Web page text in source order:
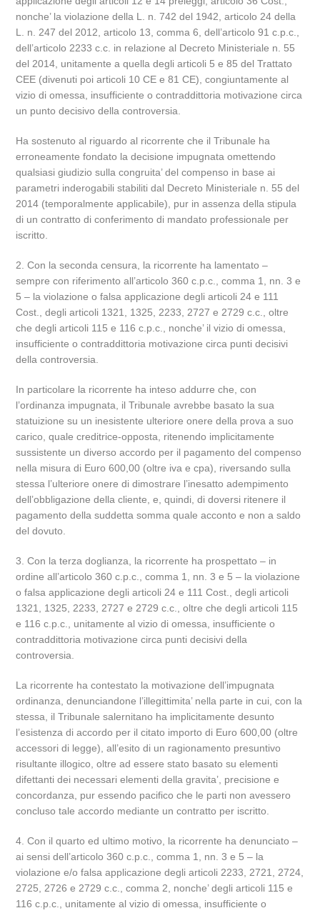
nonche’ la violazione della L. n. 742 del 1942, articolo 24 della
L. n. 247 del 2012, articolo 13, comma 6, dell’articolo 91 c.p.c.,
dell’articolo 2233 c.c. in relazione al Decreto Ministeriale n. 55
del 2014, unitamente a quella degli articoli 5 e 85 del Trattato
CEE (divenuti poi articoli 10 CE e 81 CE), congiuntamente al
vizio di omessa, insufficiente o contraddittoria motivazione circa
un punto decisivo della controversia.
Ha sostenuto al riguardo al ricorrente che il Tribunale ha
erroneamente fondato la decisione impugnata omettendo
qualsiasi giudizio sulla congruita’ del compenso in base ai
parametri inderogabili stabiliti dal Decreto Ministeriale n. 55 del
2014 (temporalmente applicabile), pur in assenza della stipula
di un contratto di conferimento di mandato professionale per
iscritto.
2. Con la seconda censura, la ricorrente ha lamentato –
sempre con riferimento all’articolo 360 c.p.c., comma 1, nn. 3 e
5 – la violazione o falsa applicazione degli articoli 24 e 111
Cost., degli articoli 1321, 1325, 2233, 2727 e 2729 c.c., oltre
che degli articoli 115 e 116 c.p.c., nonche’ il vizio di omessa,
insufficiente o contraddittoria motivazione circa punti decisivi
della controversia.
In particolare la ricorrente ha inteso addurre che, con
l’ordinanza impugnata, il Tribunale avrebbe basato la sua
statuizione su un inesistente ulteriore onere della prova a suo
carico, quale creditrice-opposta, ritenendo implicitamente
sussistente un diverso accordo per il pagamento del compenso
nella misura di Euro 600,00 (oltre iva e cpa), riversando sulla
stessa l’ulteriore onere di dimostrare l’inesatto adempimento
dell’obbligazione della cliente, e, quindi, di doversi ritenere il
pagamento della suddetta somma quale acconto e non a saldo
del dovuto.
3. Con la terza doglianza, la ricorrente ha prospettato – in
ordine all’articolo 360 c.p.c., comma 1, nn. 3 e 5 – la violazione
o falsa applicazione degli articoli 24 e 111 Cost., degli articoli
1321, 1325, 2233, 2727 e 2729 c.c., oltre che degli articoli 115
e 116 c.p.c., unitamente al vizio di omessa, insufficiente o
contraddittoria motivazione circa punti decisivi della
controversia.
La ricorrente ha contestato la motivazione dell’impugnata
ordinanza, denunciandone l’illegittimita’ nella parte in cui, con la
stessa, il Tribunale salernitano ha implicitamente desunto
l’esistenza di accordo per il citato importo di Euro 600,00 (oltre
accessori di legge), all’esito di un ragionamento presuntivo
risultante illogico, oltre ad essere stato basato su elementi
difettanti dei necessari elementi della gravita’, precisione e
concordanza, pur essendo pacifico che le parti non avessero
concluso tale accordo mediante un contratto per iscritto.
4. Con il quarto ed ultimo motivo, la ricorrente ha denunciato –
ai sensi dell’articolo 360 c.p.c., comma 1, nn. 3 e 5 – la
violazione e/o falsa applicazione degli articoli 2233, 2721, 2724,
2725, 2726 e 2729 c.c., comma 2, nonche’ degli articoli 115 e
116 c.p.c., unitamente al vizio di omessa, insufficiente o